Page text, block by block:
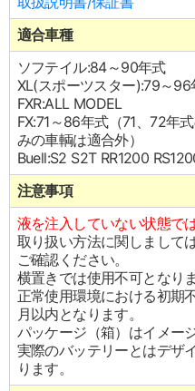
適合車種
ソフテイル:84～90年式
XL(スポーツスター):79～96
FXR:ALL MODEL
FX:71～86年式（71、72年
みの車輌は適合外）
Buell:S2 S2T RR1200
注意事項
液を注入していない状態で
取り扱い方法に関しまして
ご確認ください。
横置きでは使用不可となりま
正常使用環境における初期
月以内となります。
パッケージ（箱）はイメージ
実際のバッテリーとはデザ
ります。